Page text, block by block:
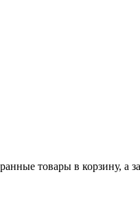
товары в корзину,